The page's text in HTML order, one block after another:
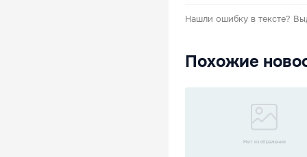
Нашли ошибку в тексте?
Похожие